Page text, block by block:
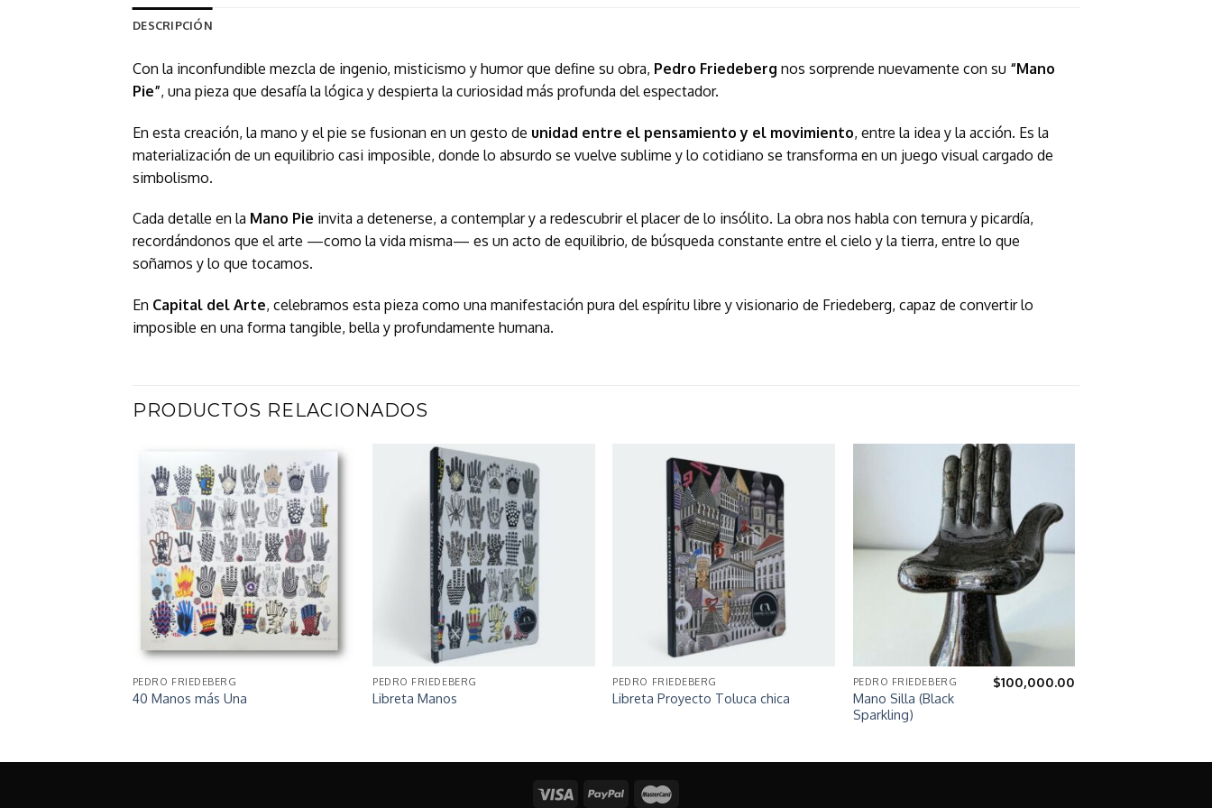
DESCRIPCIÓN
Con la inconfundible mezcla de ingenio, misticismo y humor que define su obra, Pedro Friedeberg nos sorprende nuevamente con su “Mano
Pie”, una pieza que desafía la lógica y despierta la curiosidad más profunda del espectador.
En esta creación, la mano y el pie se fusionan en un gesto de unidad entre el pensamiento y el movimiento, entre la idea y la acción. Es la
materialización de un equilibrio casi imposible, donde lo absurdo se vuelve sublime y lo cotidiano se transforma en un juego visual cargado de
simbolismo.
Cada detalle en la Mano Pie invita a detenerse, a contemplar y a redescubrir el placer de lo insólito. La obra nos habla con ternura y picardía,
recordándonos que el arte —como la vida misma— es un acto de equilibrio, de búsqueda constante entre el cielo y la tierra, entre lo que
soñamos y lo que tocamos.
En Capital del Arte, celebramos esta pieza como una manifestación pura del espíritu libre y visionario de Friedeberg, capaz de convertir lo
imposible en una forma tangible, bella y profundamente humana.
PRODUCTOS RELACIONADOS
PEDRO FRIEDEBERG
40 Manos más Una
PEDRO FRIEDEBERG
Libreta Manos
PEDRO FRIEDEBERG
Libreta Proyecto Toluca chica
PEDRO FRIEDEBERG
Mano Silla (Black
Sparkling)
$100,000.00